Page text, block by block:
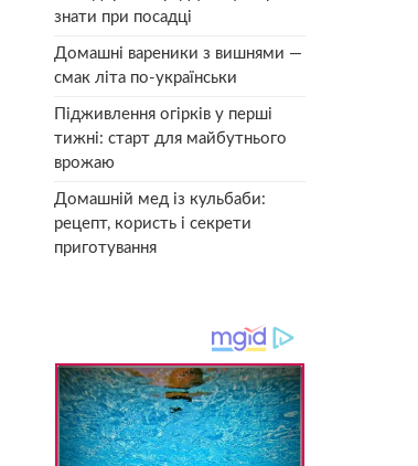
знати при посадці
Домашні вареники з вишнями —
смак літа по-українськи
Підживлення огірків у перші
тижні: старт для майбутнього
врожаю
Домашній мед із кульбаби:
рецепт, користь і секрети
приготування